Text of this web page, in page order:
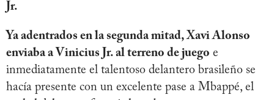
Jr.
Ya adentrados en la segunda mitad, Xavi Alonso
enviaba a Vinicius Jr. al terreno de juego e
inmediatamente el talentoso delantero brasileño se
hacía presente con un excelente pase a Mbappé, el